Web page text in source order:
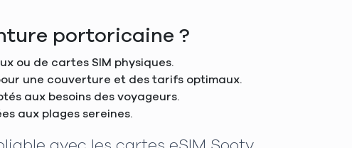
portoricaine ?
ou de cartes SIM physiques.
une couverture et des tarifs optimaux.
aux besoins des voyageurs.
aux plages sereines.